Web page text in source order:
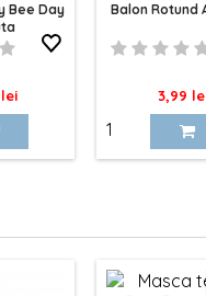
Bee Day
Balon Rotund
Pret
3,99